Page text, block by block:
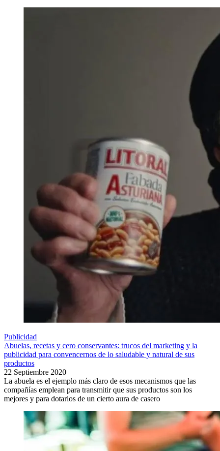
Publicidad
Abuelas, recetas y cero conservantes: trucos del marketing y la
publicidad para convencernos de lo saludable y natural de sus
productos
22 Septiembre 2020
La abuela es el ejemplo más claro de esos mecanismos que las
compañías emplean para transmitir que sus productos son los
mejores y para dotarlos de un cierto aura de casero